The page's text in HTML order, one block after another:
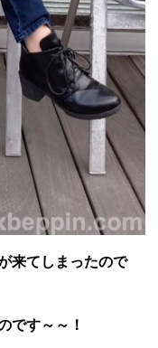
来てしまったので
です～～！